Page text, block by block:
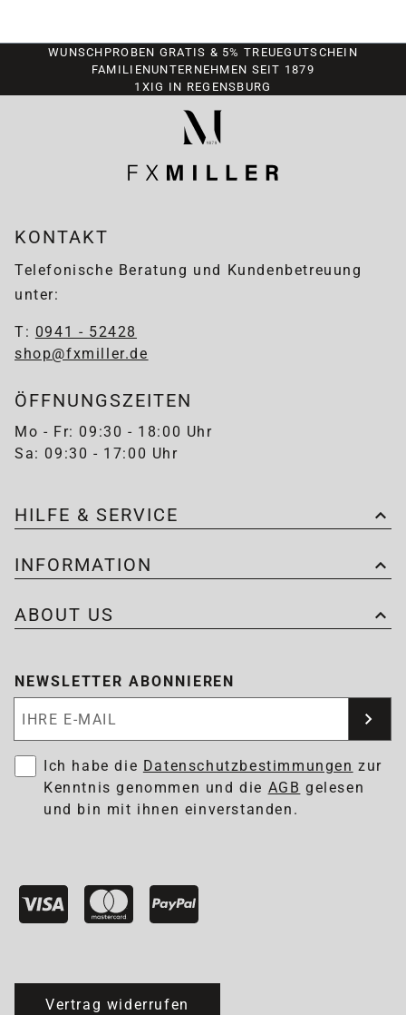
WUNSCHPROBEN GRATIS & 5% TREUEGUTSCHEIN
FAMILIENUNTERNEHMEN SEIT 1879
1XIG IN REGENSBURG
KONTAKT
Telefonische Beratung und Kundenbetreuung
unter:
T: 0941 - 52428
shop@fxmiller.de
ÖFFNUNGSZEITEN
Mo - Fr: 09:30 - 18:00 Uhr
Sa: 09:30 - 17:00 Uhr
HILFE & SERVICE
INFORMATION
ABOUT US
NEWSLETTER ABONNIEREN
Ich habe die Datenschutzbestimmungen zur
Kenntnis genommen und die AGB gelesen
und bin mit ihnen einverstanden.
Vertrag widerrufen